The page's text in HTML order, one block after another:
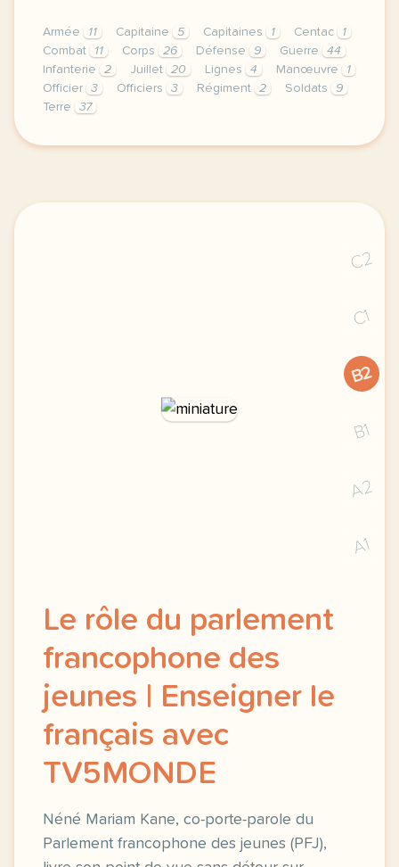
Armée 11 Capitaine 5 Capitaines 1 Centac
1
Combat
11 Corps 26 Défense 9 Guerre
44
Infanterie
2 Juillet 20 Lignes 4 Manœuvre
1
Officier
3 Officiers 3 Régiment 2 Soldats
9
Terre
37
exercice b2 militaire maintien de la paix le
C2
C1
B2
B1
A2
A1
Le rôle du parlement
francophone des
jeunes | Enseigner le
français avec
TV5MONDE
Néné Mariam Kane, co-porte-parole du
Parlement francophone des jeunes (PFJ),